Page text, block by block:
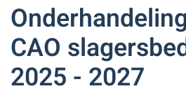
CAO
2025 - 2027